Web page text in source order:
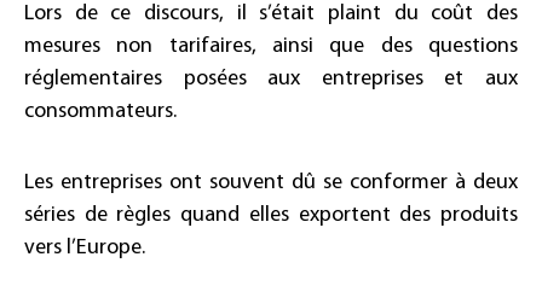
Lors de ce discours, il s’était plaint du coût des
mesures non tarifaires, ainsi que des questions
réglementaires posées aux entreprises et aux
consommateurs.
Les entreprises ont souvent dû se conformer à deux
séries de règles quand elles exportent des produits
vers l’Europe.